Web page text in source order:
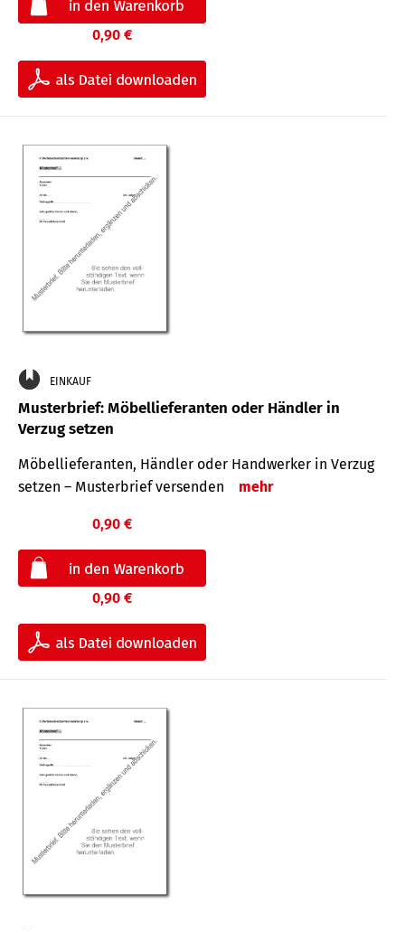
0,90 €
EINKAUF
Musterbrief: Möbellieferanten oder Händler in
Verzug setzen
Möbellieferanten, Händler oder Handwerker in Verzug
setzen – Musterbrief versenden
mehr
0,90 €
0,90 €